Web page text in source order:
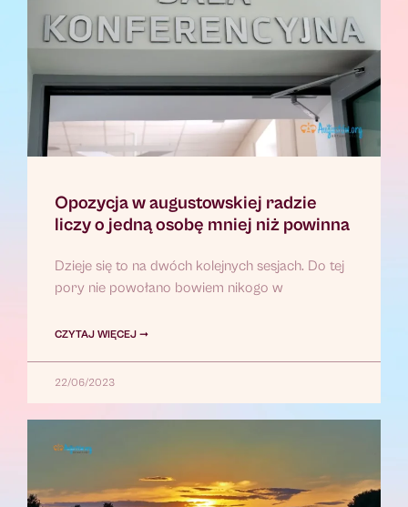
Opozycja w augustowskiej radzie
liczy o jedną osobę mniej niż powinna
Dzieje się to na dwóch kolejnych sesjach. Do tej
pory nie powołano bowiem nikogo w
CZYTAJ WIĘCEJ ➞
22/06/2023